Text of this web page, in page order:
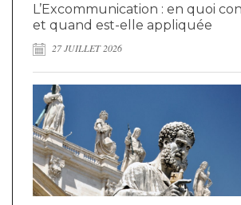
L’Excommunication : en quoi
et quand est-elle appliquée
27 JUILLET 2026